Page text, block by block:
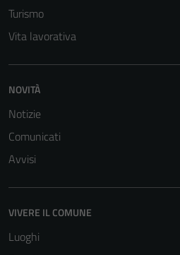
Turismo
Vita lavorativa
NOVITÀ
Notizie
Comunicati
Avvisi
VIVERE IL COMUNE
Luoghi